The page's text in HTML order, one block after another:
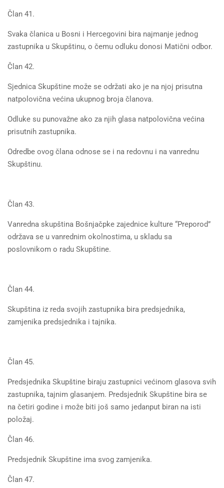
Član 41.
Svaka članica u Bosni i Hercegovini bira najmanje jednog
zastupnika u Skupštinu, o čemu odluku donosi Matični odbor.
Član 42.
Sjednica Skupštine može se održati ako je na njoj prisutna
natpolovična većina ukupnog broja članova.
Odluke su punovažne ako za njih glasa natpolovična većina
prisutnih zastupnika.
Odredbe ovog člana odnose se i na redovnu i na vanrednu
Skupštinu.
Član 43.
Vanredna skupština Bošnjačpke zajednice kulture “Preporod”
održava se u vanrednim okolnostima, u skladu sa
poslovnikom o radu Skupštine.
Član 44.
Skupština iz reda svojih zastupnika bira predsjednika,
zamjenika predsjednika i tajnika.
Član 45.
Predsjednika Skupštine biraju zastupnici većinom glasova svih
zastupnika, tajnim glasanjem. Predsjednik Skupštine bira se
na četiri godine i može biti još samo jedanput biran na isti
položaj.
Član 46.
Predsjednik Skupštine ima svog zamjenika.
Član 47.